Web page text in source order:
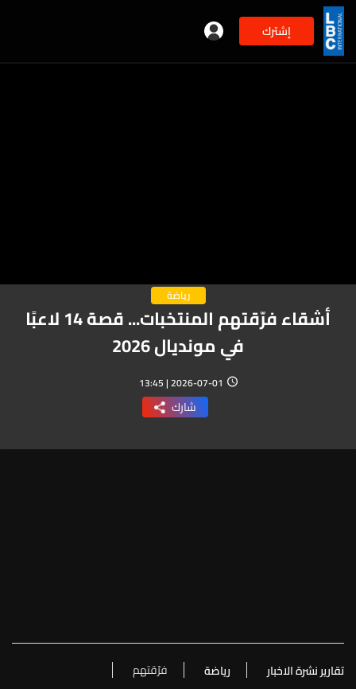
إشترك
رياضة
أشقاء فرّقتهم المنتخبات... قصة 14 لاعبًا
في مونديال 2026
2026-07-01 | 13:45
شارك
تقارير نشرة الاخبار رياضة
فرّقتهم